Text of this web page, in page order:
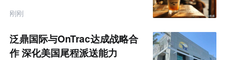
刚刚
泛鼎国际与OnTrac达成战略合
作 深化美国尾程派送能力